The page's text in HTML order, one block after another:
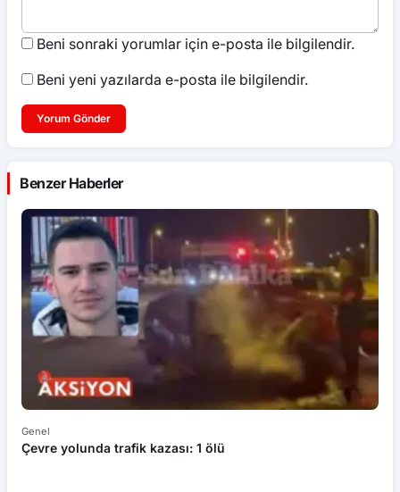
Beni sonraki yorumlar için e-posta ile bilgilendir.
Beni yeni yazılarda e-posta ile bilgilendir.
Yorum Gönder
Benzer Haberler
Genel
Çevre yolunda trafik kazası: 1 ölü